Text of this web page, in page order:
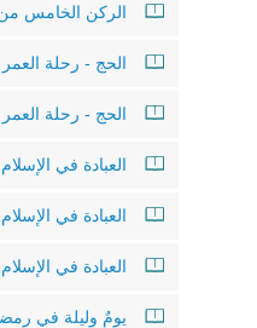
الركن الخامس من
الحج - رحلة العمر (الجزء 1 من 2): يوم
الحج - رحلة العمر (الجزء 2 من 2):
العبادة في الإسلام (الجزء 1 من
العبادة في الإسلام (الجزء 2 من 3): الأشكال
العبادة في الإسلام (الجزء 3 من 3):
يومٌ وليلة في رمضان (الجزء 1